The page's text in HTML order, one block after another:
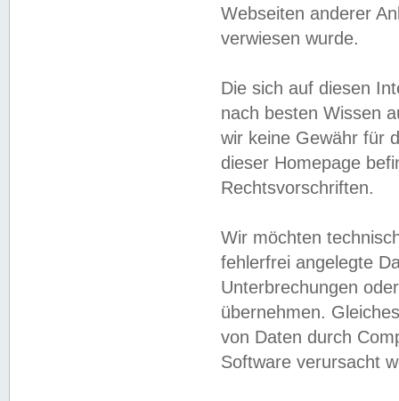
Webseiten anderer
verwiesen wurde.
Die sich auf diesen
nach besten Wissen
wir keine Gewähr für
dieser Homepage
Rechtsvorschriften.
Wir möchten
fehlerfrei angelegte
Unterbrechungen
übernehmen.
von Daten durch
Software verursacht